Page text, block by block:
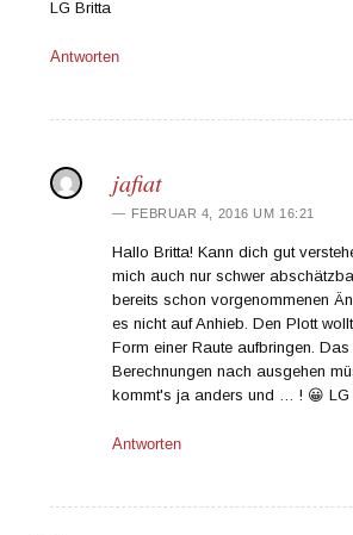
LG Britta
Antworten
jafiat
FEBRUAR 4, 2016 UM 16:21
Hallo Britta! Kann dich gut
mich auch nur schwer
bereits schon vorgenommenen
es nicht auf Anhieb. Den Plott
Form einer Raute aufbringen.
Berechnungen nach ausgehen
kommt's ja anders und … ! 😀 LG
Antworten